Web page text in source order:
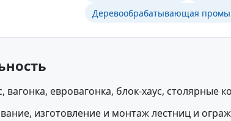
Деревообрабатывающая
вагонка, евровагонка, блок-хаус, столярные
изготовление и монтаж лестниц и